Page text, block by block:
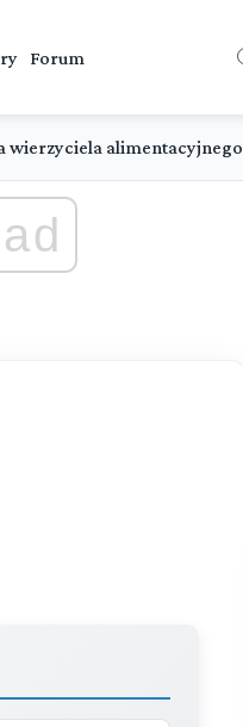
Forum
wierzyciela alimentacyjnego
ad